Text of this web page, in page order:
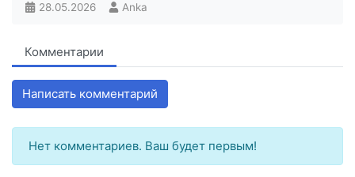
28.05.2026 Anka
Комментарии
Написать комментарий
Нет комментариев. Ваш будет первым!